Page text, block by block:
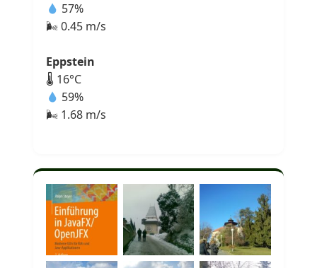
57%
🌬 0.45 m/s
Eppstein
🌡 16°C
59%
🌬 1.68 m/s